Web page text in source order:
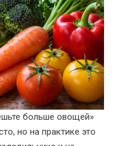
больше овощей»
но на практике это